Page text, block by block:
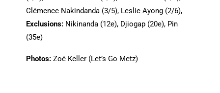
Clémence Nakindanda (3/5), Leslie Ayong (2/6),
Exclusions:Nikinanda (12e), Djiogap (20e), Pin
(35e)
Photos:Zoé Keller (Let’s Go Metz)